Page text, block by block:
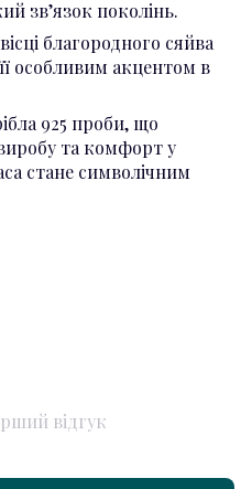
зв’язок поколінь.
благородного сяйва
особливим акцентом в
925 проби, що
виробу та комфорт у
стане символічним
відгук